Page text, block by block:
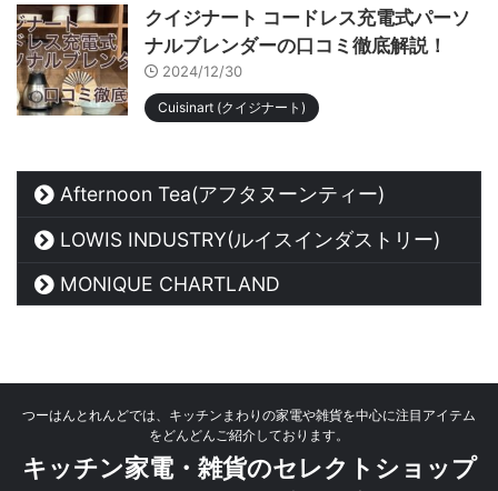
クイジナート コードレス充電式パーソ
ナルブレンダーの口コミ徹底解説！
2024/12/30
Cuisinart (クイジナート)
Afternoon Tea(アフタヌーンティー)
LOWIS INDUSTRY(ルイスインダストリー)
MONIQUE CHARTLAND
つーはんとれんどでは、キッチンまわりの家電や雑貨を中心に注目アイテム
をどんどんご紹介しております。
キッチン家電・雑貨のセレクトショップ